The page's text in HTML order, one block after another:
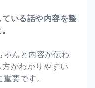
いる話や内容を整
んと内容が伝わ
方がわかりやすい
要です。